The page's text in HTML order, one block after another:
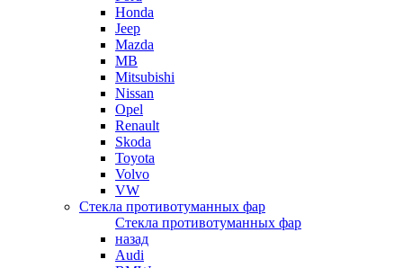
Honda
Jeep
Mazda
MB
Mitsubishi
Nissan
Opel
Renault
Skoda
Toyota
Volvo
VW
Стекла противотуманных фар
Стекла противотуманных фар
назад
Audi